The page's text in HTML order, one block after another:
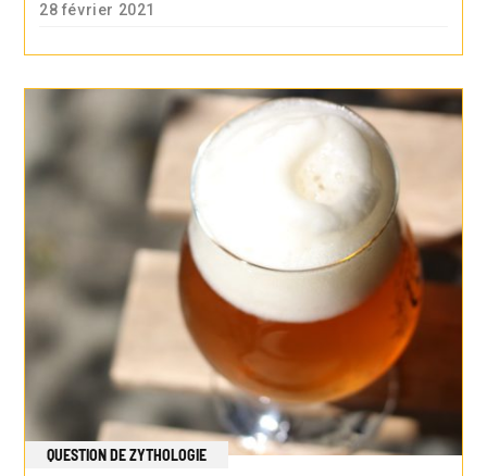
28 février 2021
QUESTION DE ZYTHOLOGIE